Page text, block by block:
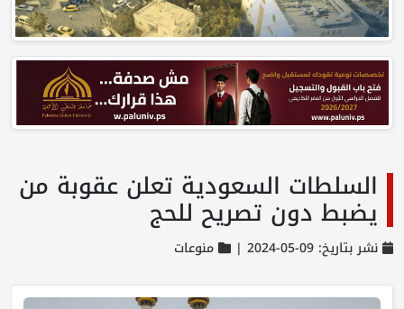
السلطات السعودية تعلن عقوبة من
يضبط دون تصريح للحج
نشر بتاريخ: 09-05-2024 | منوعات